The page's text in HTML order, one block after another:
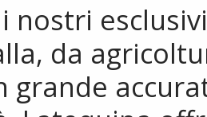
nostri
da
grande